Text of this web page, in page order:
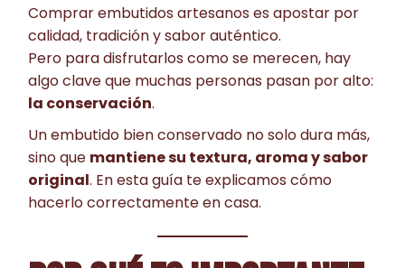
Comprar embutidos artesanos es apostar por
calidad, tradición y sabor auténtico.
Pero para disfrutarlos como se merecen, hay
algo clave que muchas personas pasan por alto:
la conservación.
Un embutido bien conservado no solo dura más,
sino que mantiene su textura, aroma y sabor
original. En esta guía te explicamos cómo
hacerlo correctamente en casa.